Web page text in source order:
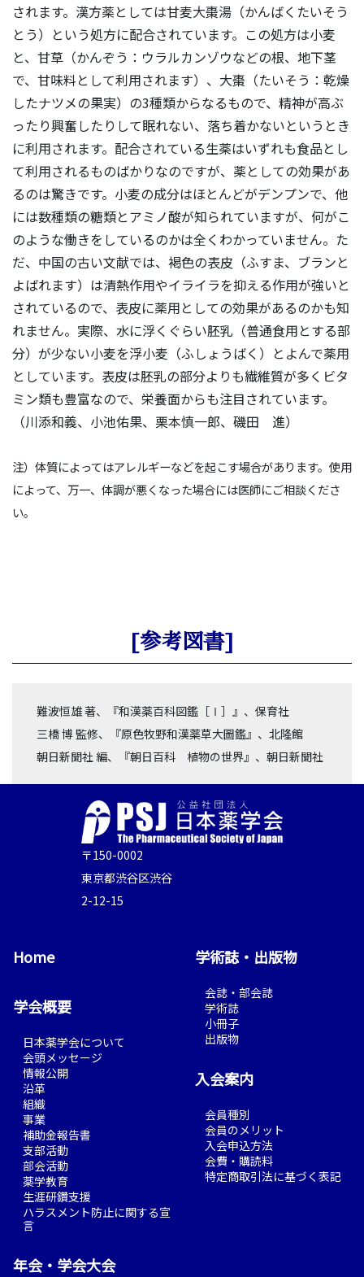
されます。漢方薬としては甘麦大棗湯（かんばくたいそう
とう）という処方に配合されています。この処方は小麦
と、甘草（かんぞう：ウラルカンゾウなどの根、地下茎
で、甘味料として利用されます）、大棗（たいそう：乾燥
したナツメの果実）の3種類からなるもので、精神が高ぶ
ったり興奮したりして眠れない、落ち着かないというとき
に利用されます。配合されている生薬はいずれも食品とし
て利用されるものばかりなのですが、薬としての効果があ
るのは驚きです。小麦の成分はほとんどがデンプンで、他
には数種類の糖類とアミノ酸が知られていますが、何がこ
のような働きをしているのかは全くわかっていません。た
だ、中国の古い文献では、褐色の表皮（ふすま、ブランと
よばれます）は清熱作用やイライラを抑える作用が強いと
されているので、表皮に薬用としての効果があるのかも知
れません。実際、水に浮くぐらい胚乳（普通食用とする部
分）が少ない小麦を浮小麦（ふしょうばく）とよんで薬用
としています。表皮は胚乳の部分よりも繊維質が多くビタ
ミン類も豊富なので、栄養面からも注目されています。
（川添和義、小池佑果、栗本慎一郎、磯田 進）
注）体質によってはアレルギーなどを起こす場合があります。使用
によって、万一、体調が悪くなった場合には医師にご相談くださ
い。
[参考図書]
難波恒雄 著、『和漢薬百科図鑑［Ⅰ］』、保育社
三橋 博 監修、『原色牧野和漢薬草大圖鑑』、北隆館
朝日新聞社 編、『朝日百科 植物の世界』、朝日新聞社
〒150-0002
東京都渋谷区渋谷
2-12-15
Home
学会概要
日本薬学会について
会頭メッセージ
情報公開
沿革
組織
事業
補助金報告書
支部活動
部会活動
薬学教育
生涯研鑽支援
ハラスメント防止に関する宣
言
年会・学会大会
学術誌・出版物
会誌・部会誌
学術誌
小冊子
出版物
入会案内
会員種別
会員のメリット
入会申込方法
会費・購読料
特定商取引法に基づく表記